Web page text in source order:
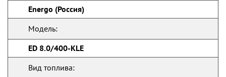
Energo (Россия)
Модель:
ED 8.0/400-KLE
Вид топлива: